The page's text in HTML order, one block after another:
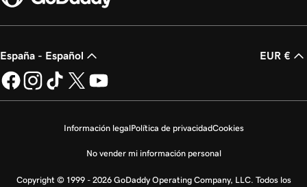
España - Español EUR €
Información legalPolítica de privacidadCookies
No vender mi información personal
Copyright © 1999 - 2026 GoDaddy Operating Company, LLC. Todos los